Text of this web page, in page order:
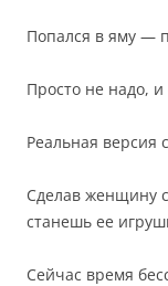
Попался в яму —
Просто не надо,
Реальная версия
Сделав женщину
станешь ее
Сейчас время